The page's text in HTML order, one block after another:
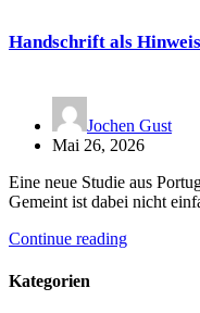
Handschrift als
Jochen Gust
Mai 26, 2026
Eine neue Studie aus
Gemeint ist dabei nicht
Continue reading
Kategorien